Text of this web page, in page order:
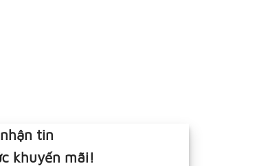
tin
khuyến mãi!